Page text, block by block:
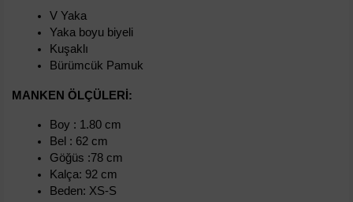
V Yaka
Yaka boyu biyeli
Kuşaklı
Bürümcük Pamuk
MANKEN ÖLÇÜLERI:
Boy : 1.80 cm
Bel : 62 cm
Göğüs :78 cm
Kalça: 92 cm
Beden: XS-S